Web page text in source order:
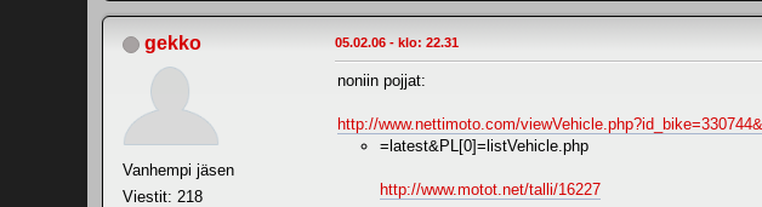
gekko
Vanhempi jäsen
Viestit: 218
05.02.06 - klo: 22.31
noniin pojjat:
http://www.nettimoto.com/
=latest&PL[0]=listVehicle.php
http://www.motot.net/talli/16227